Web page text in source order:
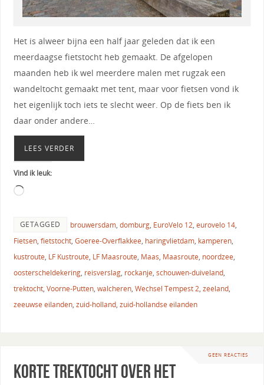
Het is alweer bijna een half jaar geleden dat ik een
meerdaagse fietstocht heb gemaakt. De afgelopen
maanden heb ik wel meerdere malen met rugzak een
wandeltocht gemaakt met tent, maar voor fietsen vond ik
het eigenlijk toch iets te slecht weer. Op de fiets ben ik
daar onder andere…
LEES VERDER
Vind ik leuk:
GETAGGED brouwersdam, domburg, EuroVelo 12, eurovelo 14,
Fietsen, fietstocht, Goeree-Overflakkee, haringvlietdam, kamperen,
kustroute, LF Kustroute, LF Maasroute, Maas, Maasroute, noordzee,
oosterscheldekering, reisverslag, rockanje, schouwen-duiveland,
trektocht, Voorne-Putten, walcheren, Wechsel Tempest 2, zeeland,
zeeuwse eilanden, zuid-holland, zuid-hollandse eilanden
GEEN REACTIES
Korte trektocht over het